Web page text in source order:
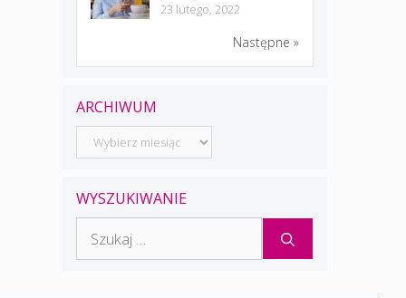
23 lutego, 2022
Następne »
ARCHIWUM
Archiwum
WYSZUKIWANIE